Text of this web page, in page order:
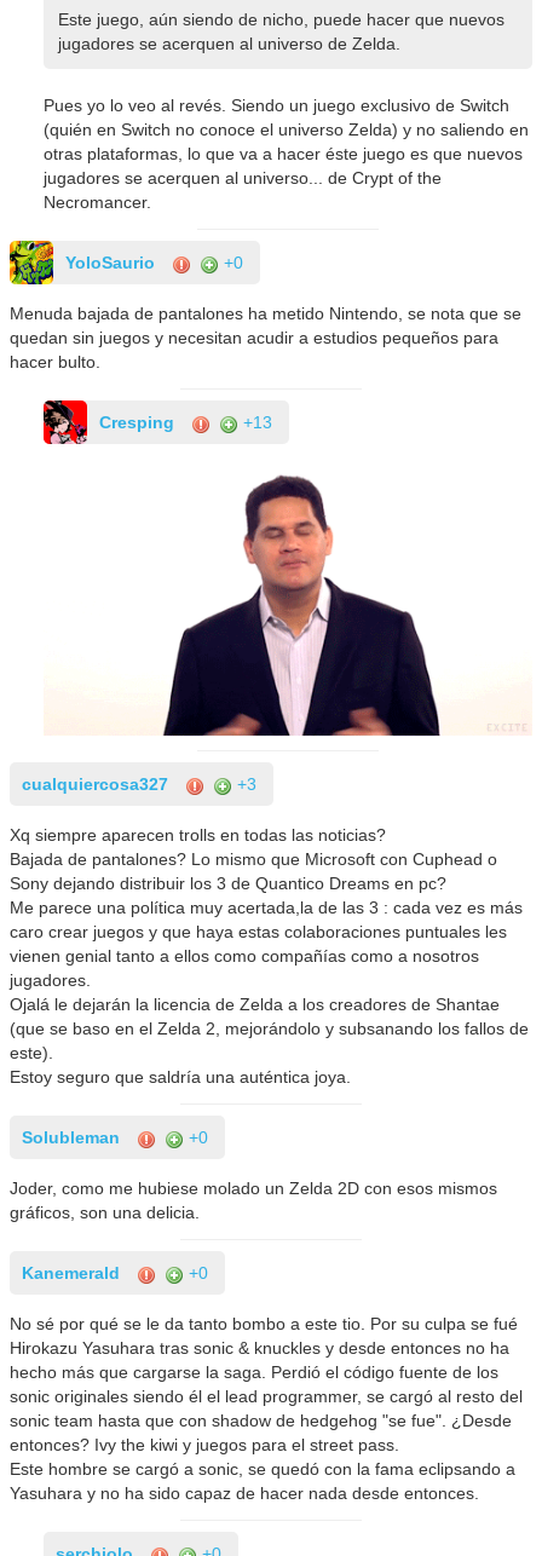
Este juego, aún siendo de nicho, puede hacer que nuevos
jugadores se acerquen al universo de Zelda.
Pues yo lo veo al revés. Siendo un juego exclusivo de Switch
(quién en Switch no conoce el universo Zelda) y no saliendo en
otras plataformas, lo que va a hacer éste juego es que nuevos
jugadores se acerquen al universo... de Crypt of the
Necromancer.
YoloSaurio +0
Menuda bajada de pantalones ha metido Nintendo, se nota que se
quedan sin juegos y necesitan acudir a estudios pequeños para
hacer bulto.
Cresping +13
cualquiercosa327 +3
Xq siempre aparecen trolls en todas las noticias?
Bajada de pantalones? Lo mismo que Microsoft con Cuphead o
Sony dejando distribuir los 3 de Quantico Dreams en pc?
Me parece una política muy acertada,la de las 3 : cada vez es más
caro crear juegos y que haya estas colaboraciones puntuales les
vienen genial tanto a ellos como compañías como a nosotros
jugadores.
Ojalá le dejarán la licencia de Zelda a los creadores de Shantae
(que se baso en el Zelda 2, mejorándolo y subsanando los fallos de
este).
Estoy seguro que saldría una auténtica joya.
Solubleman +0
Joder, como me hubiese molado un Zelda 2D con esos mismos
gráficos, son una delicia.
Kanemerald +0
No sé por qué se le da tanto bombo a este tio. Por su culpa se fué
Hirokazu Yasuhara tras sonic & knuckles y desde entonces no ha
hecho más que cargarse la saga. Perdió el código fuente de los
sonic originales siendo él el lead programmer, se cargó al resto del
sonic team hasta que con shadow de hedgehog "se fue". ¿Desde
entonces? Ivy the kiwi y juegos para el street pass.
Este hombre se cargó a sonic, se quedó con la fama eclipsando a
Yasuhara y no ha sido capaz de hacer nada desde entonces.